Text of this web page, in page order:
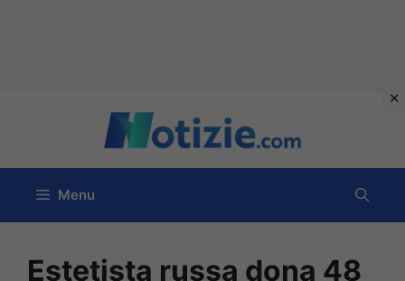
contenuto
Menu
Estetista russa dona 48